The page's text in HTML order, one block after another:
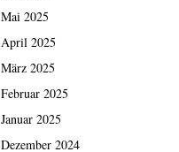
Mai 2025
April 2025
März 2025
Februar 2025
Januar 2025
Dezember 2024